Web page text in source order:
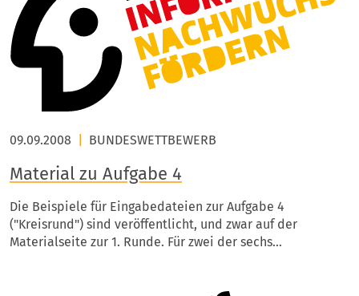
09.09.2008 BUNDESWETTBEWERB
Material zu Aufgabe 4
Die Beispiele für Eingabedateien zur Aufgabe 4
("Kreisrund") sind veröffentlicht, und zwar auf der
Materialseite zur 1. Runde. Für zwei der sechs…